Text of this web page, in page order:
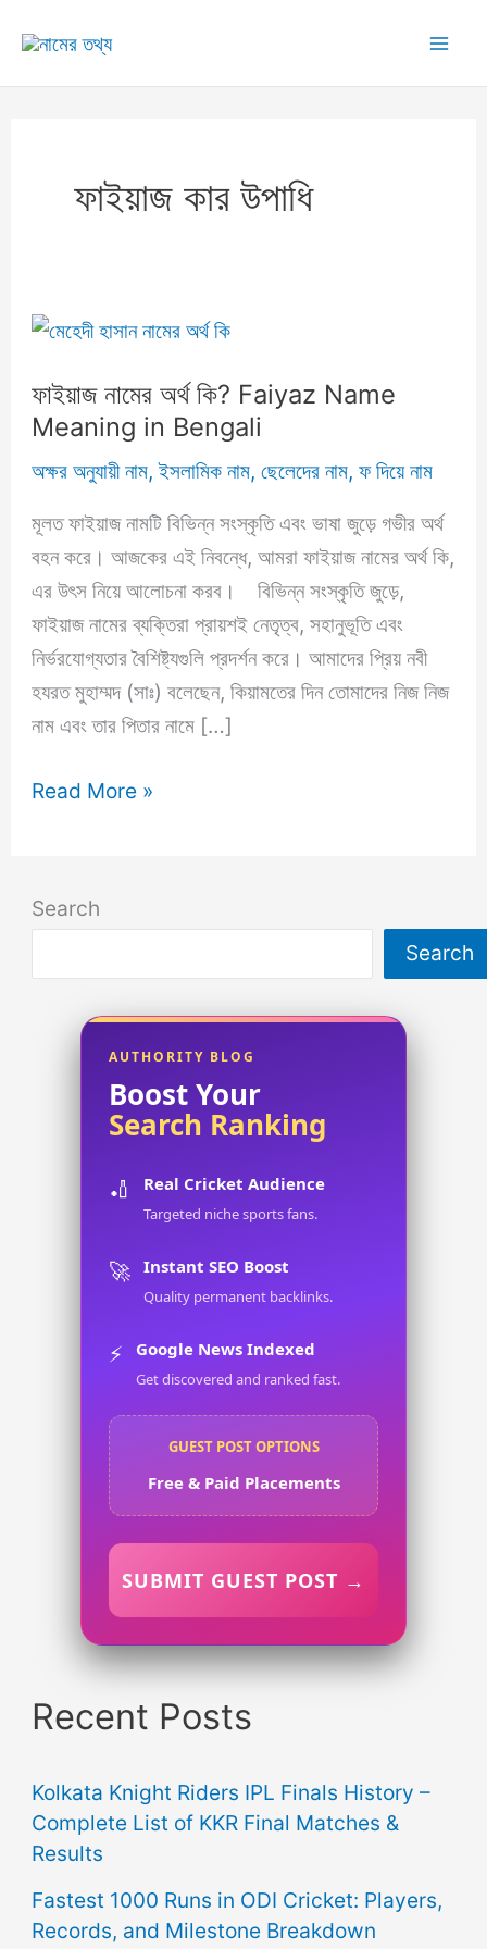
content
ফাইয়াজ কার উপাধি
ফাইয়াজ নামের অর্থ কি? Faiyaz Name
Meaning in Bengali
অক্ষর অনুযায়ী নাম,ইসলামিক নাম,ছেলেদের নাম,ফ দিয়ে নাম
মূলত ফাইয়াজ নামটি বিভিন্ন সংস্কৃতি এবং ভাষা জুড়ে গভীর অর্থ
বহন করে। আজকের এই নিবন্ধে, আমরা ফাইয়াজ নামের অর্থ কি,
এর উৎস নিয়ে আলোচনা করব। বিভিন্ন সংস্কৃতি জুড়ে,
ফাইয়াজ নামের ব্যক্তিরা প্রায়শই নেতৃত্ব, সহানুভূতি এবং
নির্ভরযোগ্যতার বৈশিষ্ট্যগুলি প্রদর্শন করে। আমাদের প্রিয় নবী
হযরত মুহাম্মদ (সাঃ) বলেছেন, কিয়ামতের দিন তোমাদের নিজ নিজ
নাম এবং তার পিতার নামে […]
ফাইয়াজ
Faiyaz
Read More »
Search
Search
AUTHORITY BLOG
Boost Your
Search Ranking
🏏 Real Cricket Audience
Targeted niche sports fans.
🚀 Instant SEO Boost
Quality permanent backlinks.
⚡ Google News Indexed
Get discovered and ranked fast.
GUEST POST OPTIONS
Free & Paid Placements
SUBMIT GUEST POST →
Recent Posts
Kolkata Knight Riders IPL Finals History –
Complete List of KKR Final Matches &
Results
Fastest 1000 Runs in ODI Cricket: Players,
Records, and Milestone Breakdown